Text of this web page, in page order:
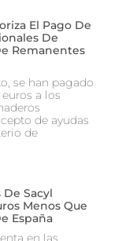
El Pago De
De
Remanentes
se han pagado
a los
de ayudas
de
De Sacyl
Menos Que
España
en las